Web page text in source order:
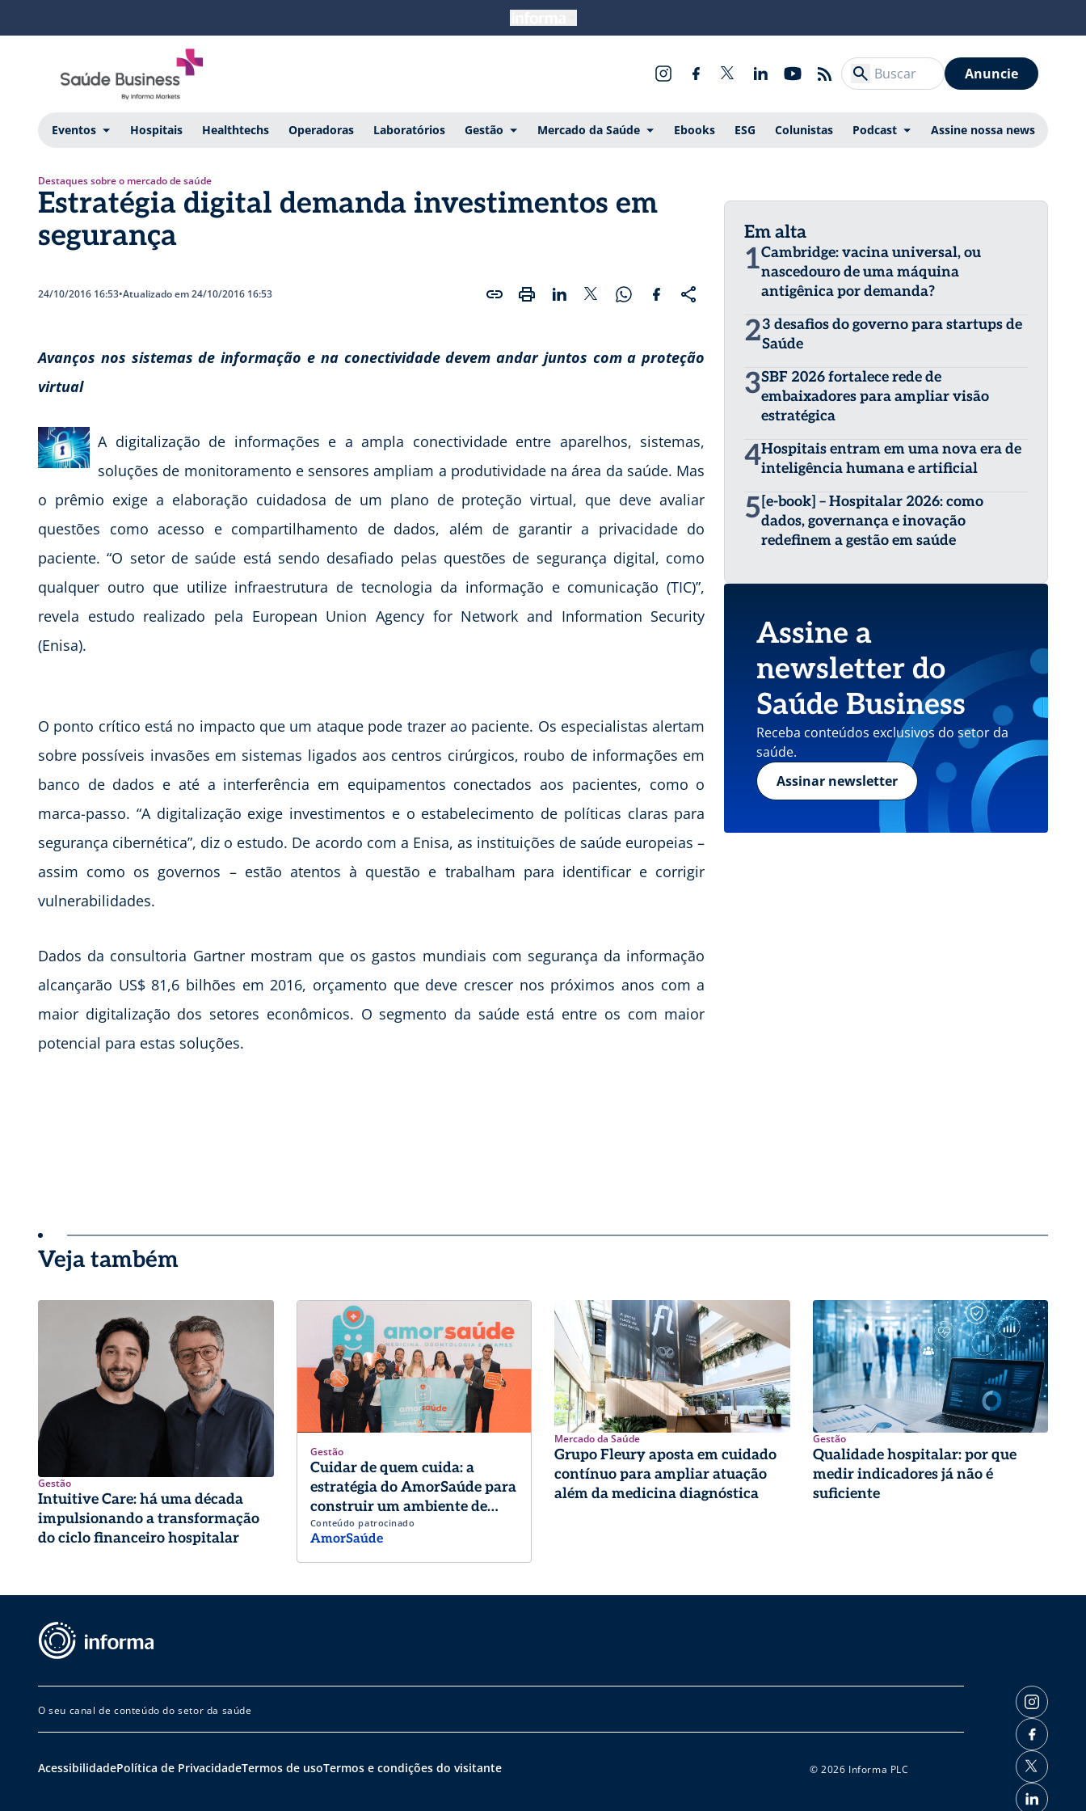
Anuncie
Eventos Hospitais Healthtechs Operadoras Laboratórios Gestão Mercado da Saúde Ebooks ESG Colunistas Podcast Assine nossa news
Destaques sobre o mercado de saúde
Estratégia digital demanda investimentos em
segurança
24/10/2016 16:53•Atualizado em 24/10/2016 16:53
Avanços nos sistemas de informação e na conectividade devem andar juntos com a proteção
virtual
A digitalização de informações e a ampla conectividade entre aparelhos, sistemas,
soluções de monitoramento e sensores ampliam a produtividade na área da saúde. Mas
o prêmio exige a elaboração cuidadosa de um plano de proteção virtual, que deve avaliar
questões como acesso e compartilhamento de dados, além de garantir a privacidade do
paciente. “O setor de saúde está sendo desafiado pelas questões de segurança digital, como
qualquer outro que utilize infraestrutura de tecnologia da informação e comunicação (TIC)”,
revela estudo realizado pela European Union Agency for Network and Information Security
(Enisa).
O ponto crítico está no impacto que um ataque pode trazer ao paciente. Os especialistas alertam
sobre possíveis invasões em sistemas ligados aos centros cirúrgicos, roubo de informações em
banco de dados e até a interferência em equipamentos conectados aos pacientes, como o
marca-passo. “A digitalização exige investimentos e o estabelecimento de políticas claras para
segurança cibernética”, diz o estudo. De acordo com a Enisa, as instituições de saúde europeias –
assim como os governos – estão atentos à questão e trabalham para identificar e corrigir
vulnerabilidades.
Dados da consultoria Gartner mostram que os gastos mundiais com segurança da informação
alcançarão US$ 81,6 bilhões em 2016, orçamento que deve crescer nos próximos anos com a
maior digitalização dos setores econômicos. O segmento da saúde está entre os com maior
potencial para estas soluções.
Em alta
1Cambridge: vacina universal, ou
nascedouro de uma máquina
antigênica por demanda?
23 desafios do governo para startups de
Saúde
3SBF 2026 fortalece rede de
embaixadores para ampliar visão
estratégica
4Hospitais entram em uma nova era de
inteligência humana e artificial
5 [e-book] – Hospitalar 2026: como
dados, governança e inovação
redefinem a gestão em saúde
Assine a
newsletter do
Saúde Business
Receba conteúdos exclusivos do setor da
saúde.
Assinar newsletter
Veja também
Gestão
Intuitive Care: há uma década
impulsionando a transformação
do ciclo financeiro hospitalar
Gestão
Cuidar de quem cuida: a
estratégia do AmorSaúde para
construir um ambiente de
trabalho de excelência
Conteúdo patrocinado
AmorSaúde
Mercado da Saúde
Grupo Fleury aposta em cuidado
contínuo para ampliar atuação
além da medicina diagnóstica
Gestão
Qualidade hospitalar: por que
medir indicadores já não é
suficiente
O seu canal de conteúdo do setor da saúde
AcessibilidadePolítica de PrivacidadeTermos de usoTermos e condições do visitante © 2026 Informa PLC